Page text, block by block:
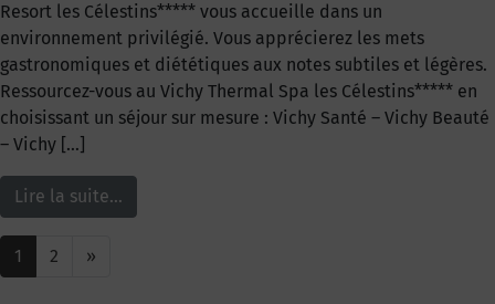
Resort les Célestins***** vous accueille dans un
environnement privilégié. Vous apprécierez les mets
gastronomiques et diététiques aux notes subtiles et légères.
Ressourcez-vous au Vichy Thermal Spa les Célestins***** en
choisissant un séjour sur mesure : Vichy Santé – Vichy Beauté
– Vichy […]
Lire la suite…
1 2 »